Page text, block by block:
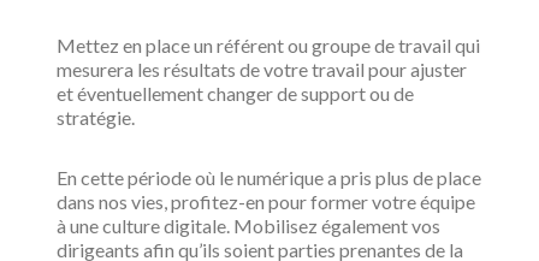
Mettez en place un référent ou groupe de travail qui
mesurera les résultats de votre travail pour ajuster
et éventuellement changer de support ou de
stratégie.
En cette période où le numérique a pris plus de place
dans nos vies, profitez-en pour former votre équipe
à une culture digitale. Mobilisez également vos
dirigeants afin qu’ils soient parties prenantes de la